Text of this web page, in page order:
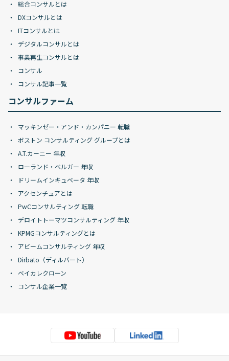
総合コンサルとは
DXコンサルとは
ITコンサルとは
デジタルコンサルとは
事業再生コンサルとは
コンサル
コンサル記事一覧
コンサルファーム
マッキンゼー・アンド・カンパニー 転職
ボストン コンサルティング グループとは
A.T.カーニー 年収
ローランド・ベルガー 年収
ドリームインキュベータ 年収
アクセンチュアとは
PwCコンサルティング 転職
デロイトトーマツコンサルティング 年収
KPMGコンサルティングとは
アビームコンサルティング 年収
Dirbato（ディルバート）
ベイカレクローン
コンサル企業一覧